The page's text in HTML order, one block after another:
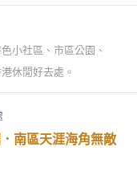
小社區、市區公園、
休閒好去處。
南區天涯海角無敵